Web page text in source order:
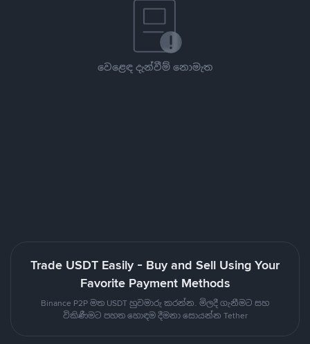
වෙළෙඳ දැන්වීම් නොමැත
Trade USDT Easily - Buy and Sell Using Your
Favorite Payment Methods
Binance P2P මත USDT හුවමාරු කරන්න. මිලදී ගැනීමට සහ
විකිණීමට පහත හොඳම දීමනා සොයන්න Tether